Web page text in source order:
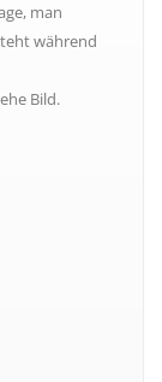
man
während
Bild.